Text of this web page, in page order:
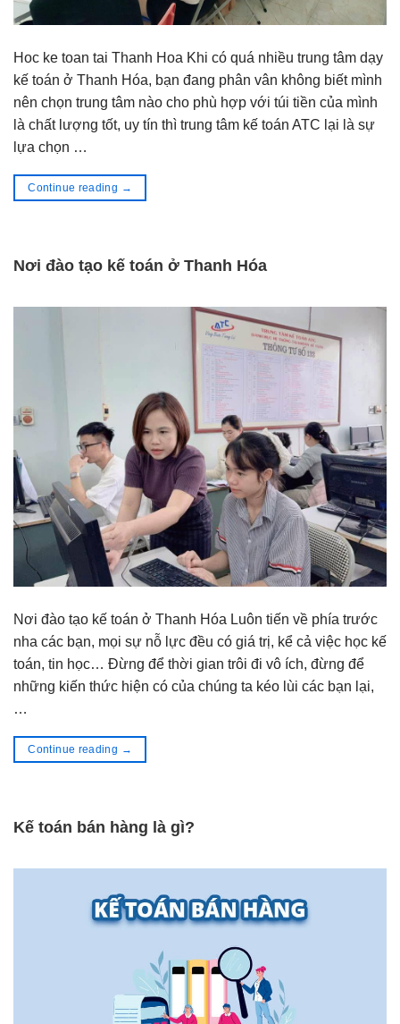
Hoc ke toan tai Thanh Hoa Khi có quá nhiều trung tâm dạy
kế toán ở Thanh Hóa, bạn đang phân vân không biết mình
nên chọn trung tâm nào cho phù hợp với túi tiền của mình
là chất lượng tốt, uy tín thì trung tâm kế toán ATC lại là sự
lựa chọn …
Continue reading →
Nơi đào tạo kế toán ở Thanh Hóa
Nơi đào tạo kế toán ở Thanh Hóa Luôn tiến về phía trước
nha các bạn, mọi sự nỗ lực đều có giá trị, kể cả việc học kế
toán, tin học… Đừng để thời gian trôi đi vô ích, đừng để
những kiến thức hiện có của chúng ta kéo lùi các bạn lại,
…
Continue reading →
Kế toán bán hàng là gì?